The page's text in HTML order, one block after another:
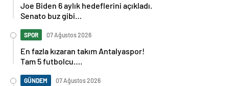
Joe Biden 6 aylık hedeflerini açıkladı.
Senato buz gibi…
SPOR 07 Ağustos 2026
En fazla kızaran takım Antalyaspor!
Tam 5 futbolcu….
GÜNDEM 07 Ağustos 2026